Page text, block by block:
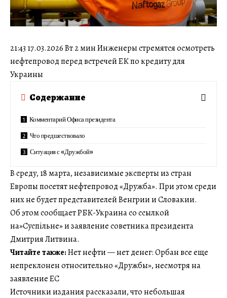
21:43 17.03.2026 Вт 2 мин Инженеры стремятся осмотреть
нефтепровод перед встречей ЕК по кредиту для
Украины
Содержание
Комментарий Офиса президента
Что предшествовало
Ситуация с «Дружбой»
В среду, 18 марта, независимые эксперты из стран
Европы посетят нефтепровод «Дружба». При этом среди
них не будет представителей Венгрии и Словакии.
Об этом сообщает РБК-Украина со ссылкой
на»Суспільне» и заявление советника президента
Дмитрия Литвина.
Читайте также:Нет нефти — нет денег: Орбан все еще
непреклонен относительно «Дружбы», несмотря на
заявление ЕС
Источники издания рассказали, что небольшая